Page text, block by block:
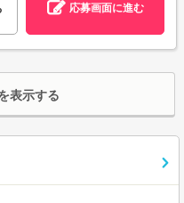
応募画面に進む
表示する